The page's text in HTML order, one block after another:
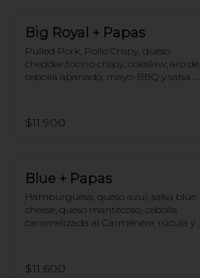
Big Royal + Papas
Pulled Pork, Pollo Crispy, queso
cheddar,tocino crispy, coleslaw, aro de
cebolla apanado, mayo-BBQ y salsa
$11.900
Blue + Papas
Hamburguesa, queso azul, salsa blue
cheese, queso mantecoso, cebolla
caramelizada al Carménère, rúcula y
´Gang
$11.600